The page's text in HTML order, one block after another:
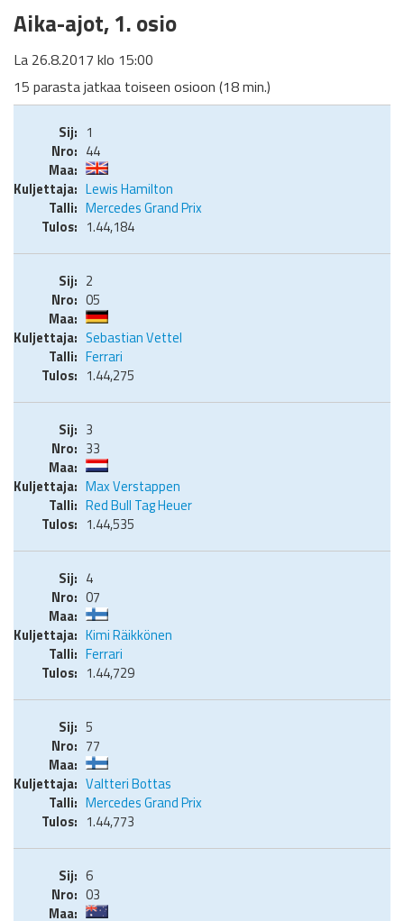
Aika-ajot, 1. osio
La 26.8.2017 klo 15:00
15 parasta jatkaa toiseen osioon (18 min.)
1
44
Lewis Hamilton
Mercedes Grand Prix
1.44,184
2
05
Sebastian Vettel
Ferrari
1.44,275
3
33
Max Verstappen
Red Bull Tag Heuer
1.44,535
4
07
Kimi Räikkönen
Ferrari
1.44,729
5
77
Valtteri Bottas
Mercedes Grand Prix
1.44,773
6
03